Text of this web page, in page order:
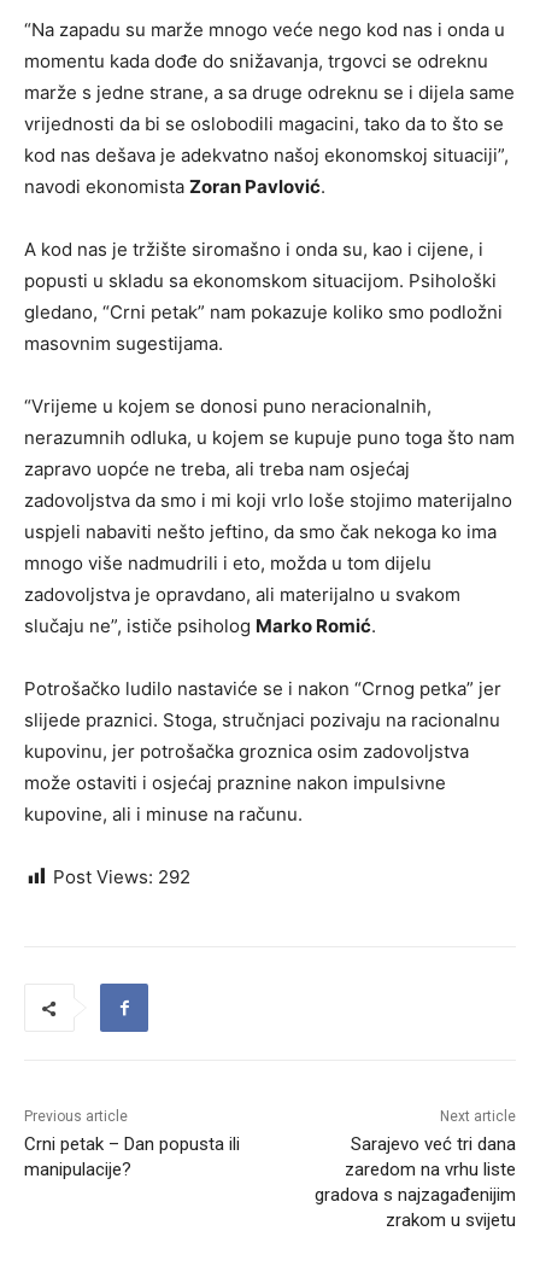
“Na zapadu su marže mnogo veće nego kod nas i onda u
momentu kada dođe do snižavanja, trgovci se odreknu
marže s jedne strane, a sa druge odreknu se i dijela same
vrijednosti da bi se oslobodili magacini, tako da to što se
kod nas dešava je adekvatno našoj ekonomskoj situaciji”,
navodi ekonomista Zoran Pavlović.
A kod nas je tržište siromašno i onda su, kao i cijene, i
popusti u skladu sa ekonomskom situacijom. Psihološki
gledano, “Crni petak” nam pokazuje koliko smo podložni
masovnim sugestijama.
“Vrijeme u kojem se donosi puno neracionalnih,
nerazumnih odluka, u kojem se kupuje puno toga što nam
zapravo uopće ne treba, ali treba nam osjećaj
zadovoljstva da smo i mi koji vrlo loše stojimo materijalno
uspjeli nabaviti nešto jeftino, da smo čak nekoga ko ima
mnogo više nadmudrili i eto, možda u tom dijelu
zadovoljstva je opravdano, ali materijalno u svakom
slučaju ne”, ističe psiholog Marko Romić.
Potrošačko ludilo nastaviće se i nakon “Crnog petka” jer
slijede praznici. Stoga, stručnjaci pozivaju na racionalnu
kupovinu, jer potrošačka groznica osim zadovoljstva
može ostaviti i osjećaj praznine nakon impulsivne
kupovine, ali i minuse na računu.
Post Views: 292
Previous article
Crni petak – Dan popusta ili
manipulacije?
Next article
Sarajevo već tri dana
zaredom na vrhu liste
gradova s najzagađenijim
zrakom u svijetu